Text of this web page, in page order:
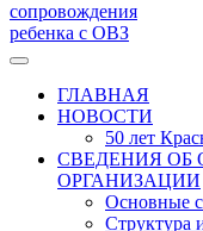
сопровождения
ребенка с ОВЗ
ГЛАВНАЯ
НОВОСТИ
50 лет
СВЕДЕНИЯ ОБ
ОРГАНИЗАЦИИ
Основные
Структура